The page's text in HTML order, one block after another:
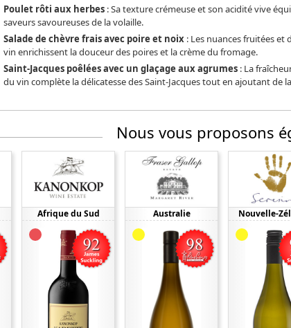
Poulet rôti aux herbes: Sa texture crémeuse et son acidité vive
saveurs savoureuses de la volaille.
Salade de chèvre frais avec poire et noix: Les nuances fruitées et
vin enrichissent la douceur des poires et la crème du fromage.
Saint-Jacques poêlées avec un glaçage aux agrumes: La
du vin complète la délicatesse des Saint-Jacques tout en ajoutant de
Nous vous proposons
Afrique du Sud Australie Nouvelle-